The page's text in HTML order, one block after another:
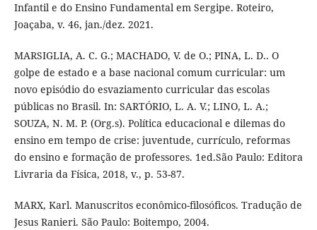
Infantil e do Ensino Fundamental em Sergipe. Roteiro,
Joaçaba, v. 46, jan./dez. 2021.
MARSIGLIA, A. C. G.; MACHADO, V. de O.; PINA, L. D.. O
golpe de estado e a base nacional comum curricular: um
novo episódio do esvaziamento curricular das escolas
públicas no Brasil. In: SARTÓRIO, L. A. V.; LINO, L. A.;
SOUZA, N. M. P. (Org.s). Política educacional e dilemas do
ensino em tempo de crise: juventude, currículo, reformas
do ensino e formação de professores. 1ed.São Paulo: Editora
Livraria da Física, 2018, v., p. 53-87.
MARX, Karl. Manuscritos econômico-filosóficos. Tradução de
Jesus Ranieri. São Paulo: Boitempo, 2004.